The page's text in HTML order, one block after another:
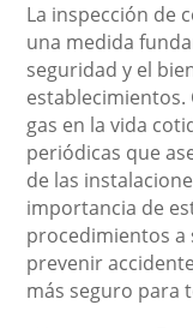
La inspección de
una medida
seguridad y el
establecimientos.
gas en la vida
periódicas que
de las
importancia de
procedimientos a
prevenir
más seguro para